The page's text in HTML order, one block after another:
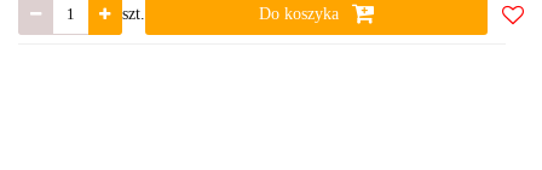
szt. Do koszyka